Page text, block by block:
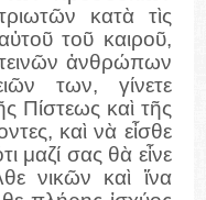
κατὰ τὶς
τοῦ καιροῦ,
ἀνθρώπων
των, γίνετε
Πίστεως καὶ τῆς
καὶ νὰ εἶσθε
μαζί σας θὰ εἶνε
νικῶν καὶ ἵνα